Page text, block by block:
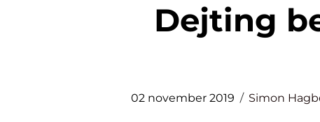
Dejting behöver inte vara så
02 november 2019 Simon